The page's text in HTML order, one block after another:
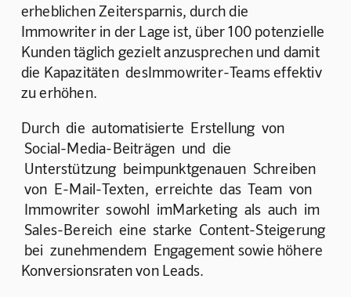
erheblichen Zeitersparnis, durch die
Immowriter in der Lage ist, über 100 potenzielle
Kunden täglich gezielt anzusprechen und damit
die Kapazitäten  desImmowriter-Teams effektiv
zu erhöhen.
Durch  die  automatisierte  Erstellung  von
Social-Media-Beiträgen  und  die
Unterstützung  beimpunktgenauen  Schreiben
von  E-Mail-Texten,  erreichte  das  Team  von
Immowriter  sowohl  imMarketing  als  auch  im
Sales-Bereich  eine  starke  Content-Steigerung
bei  zunehmendem  Engagement sowie höhere
Konversionsraten von Leads.